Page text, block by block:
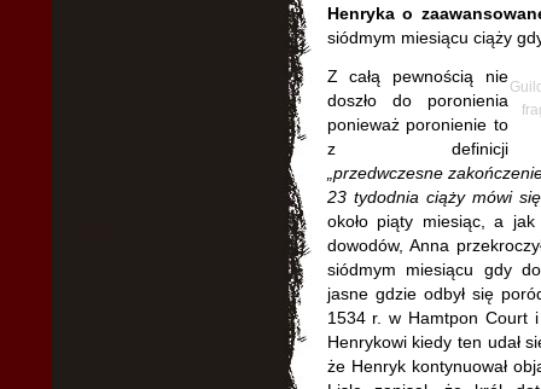
Henryka o
siódmym miesiącu ciąży
Z całą pewnością nie
doszło do poronienia
ponieważ poronienie to
z definicji
„przedwczesne
23 tydodnia ciąży mówi
około piąty miesiąc, a
dowodów, Anna
siódmym miesiącu gdy
jasne gdzie odbył się
1534 r. w Hamtpon Court
Henrykowi kiedy ten udał
że Henryk kontynuował